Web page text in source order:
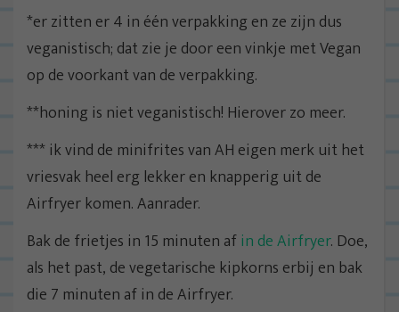
*er zitten er 4 in één verpakking en ze zijn dus
veganistisch; dat zie je door een vinkje met Vegan
op de voorkant van de verpakking.
**honing is niet veganistisch! Hierover zo meer.
*** ik vind de minifrites van AH eigen merk uit het
vriesvak heel erg lekker en knapperig uit de
Airfryer komen. Aanrader.
Bak de frietjes in 15 minuten afin de Airfryer. Doe,
als het past, de vegetarische kipkorns erbij en bak
die 7 minuten af in de Airfryer.